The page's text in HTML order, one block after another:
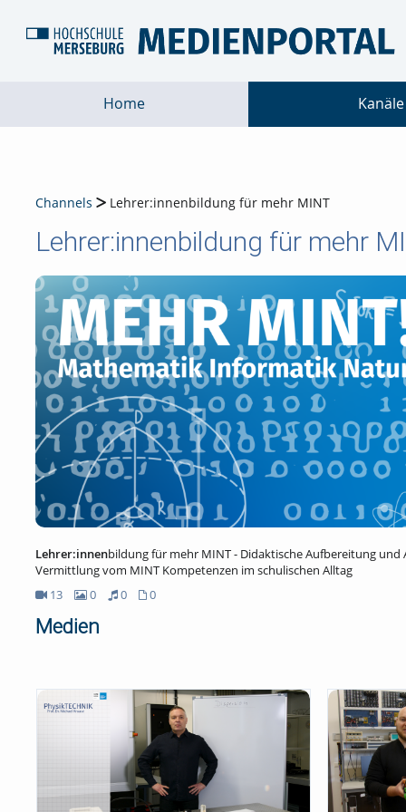
Home Kanäle
Channels Lehrer:innenbildung für mehr MINT
Lehrer:innenbildung für mehr
Lehrer:innenbildung für mehr MINT - Didaktische Aufbereitung
Vermittlung vom MINT Kompetenzen im schulischen Alltag
13
0
0
0
Medien